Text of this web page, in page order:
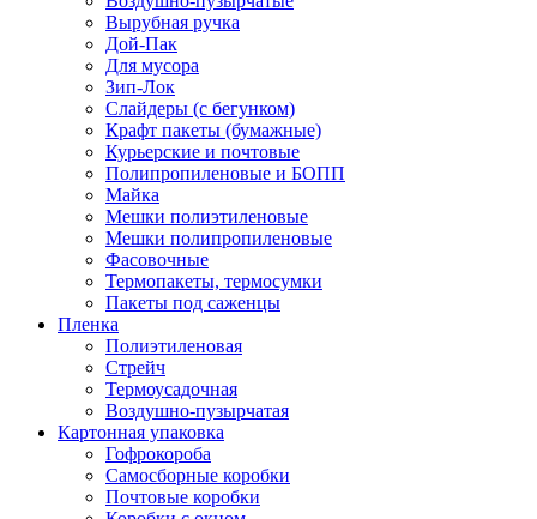
Вырубная ручка
Дой-Пак
Для мусора
Зип-Лок
Слайдеры (с бегунком)
Крафт пакеты (бумажные)
Курьерские и почтовые
Полипропиленовые и БОПП
Майка
Мешки полиэтиленовые
Мешки полипропиленовые
Фасовочные
Термопакеты, термосумки
Пакеты под саженцы
Пленка
Полиэтиленовая
Стрейч
Термоусадочная
Воздушно-пузырчатая
Картонная упаковка
Гофрокороба
Самосборные коробки
Почтовые коробки